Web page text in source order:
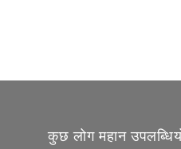
कुछ लोग महान